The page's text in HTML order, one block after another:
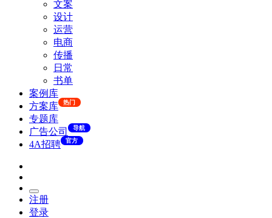
文案
设计
运营
电商
传播
日常
书单
案例库
方案库
热门
专题库
广告公司
导航
4A招聘 官方
注册
登录